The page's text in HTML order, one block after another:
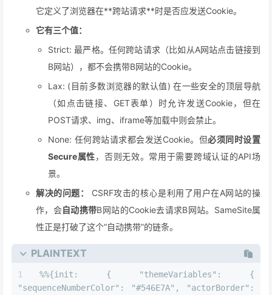
它定义了浏览器在**跨站请求**时是否应发送Cookie。
它有三个值：
Strict: 最严格。任何跨站请求（比如从A网站点击链接到
B网站），都不会携带B网站的Cookie。
Lax: (目前多数浏览器的默认值) 在一些安全的顶层导航
（如点击链接、GET表单）时允许发送Cookie，但在
POST请求、img、iframe等加载中则会禁止。
None: 任何跨站请求都会发送Cookie。但必须同时设置
Secure属性，否则无效。常用于需要跨域认证的API场
景。
解决的问题：
CSRF攻击的核心是利用了用户在A网站的操
作，会自动携带B网站的Cookie去请求B网站。SameSite属
性正是打破了这个“自动携带”的链条。
PLAINTEXT
%%{init: { "themeVariables": {
"sequenceNumberColor": "#546E7A", "actorBorder":